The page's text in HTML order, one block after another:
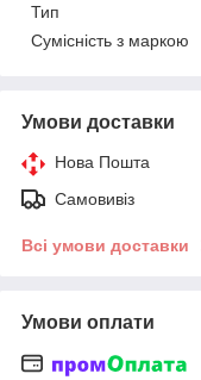
Тип
Сумісність з маркою
Умови доставки
Нова Пошта
Самовивіз
Всі умови доставки
Умови оплати